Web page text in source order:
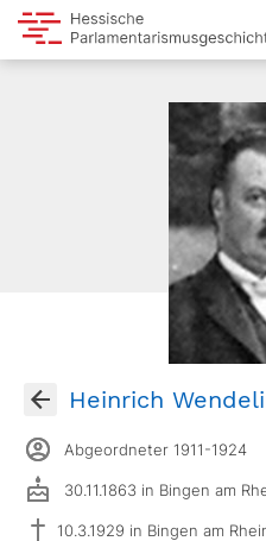
Heinrich
Abgeordneter 1911-1924
30.11.1863 in Bingen am
10.3.1929 in Bingen am